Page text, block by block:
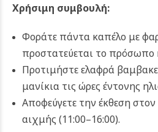
Χρήσιμη συμβουλή:
Φοράτε πάντα καπέλο με
προστατεύεται το πρόσωπο
Προτιμήστε ελαφρά
μανίκια τις ώρες έντονης
Αποφεύγετε την έκθεση στον
αιχμής (11:00–16:00).